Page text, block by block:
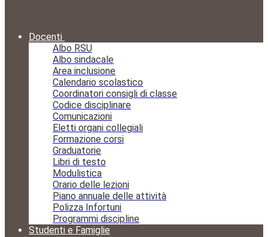
Docenti
Albo RSU
Albo sindacale
Area inclusione
Calendario scolastico
Coordinatori consigli di classe
Codice disciplinare
Comunicazioni
Eletti organi collegiali
Formazione corsi
Graduatorie
Libri di testo
Modulistica
Orario delle lezioni
Piano annuale delle attività
Polizza Infortuni
Programmi discipline
Studenti e Famiglie